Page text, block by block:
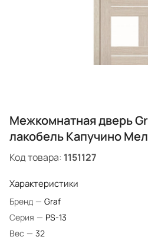
Межкомнатная дверь
лакобель Капучино
Код товара: 1151127
Характеристики
Бренд — Graf
Серия — PS-13
Вес — 32